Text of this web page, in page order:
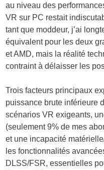
au niveau des
VR sur PC restait
tant que moddeur, j’ai
équivalent pour les deux
et AMD, mais la réalité
contraint à délaisser les
Trois facteurs principaux
puissance brute inférieure
scénarios VR exigeants,
(seulement 9% de mes
et une incapacité
les fonctionnalités
DLSS/FSR, essentielles